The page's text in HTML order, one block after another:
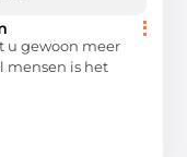
u gewoon meer
mensen is het